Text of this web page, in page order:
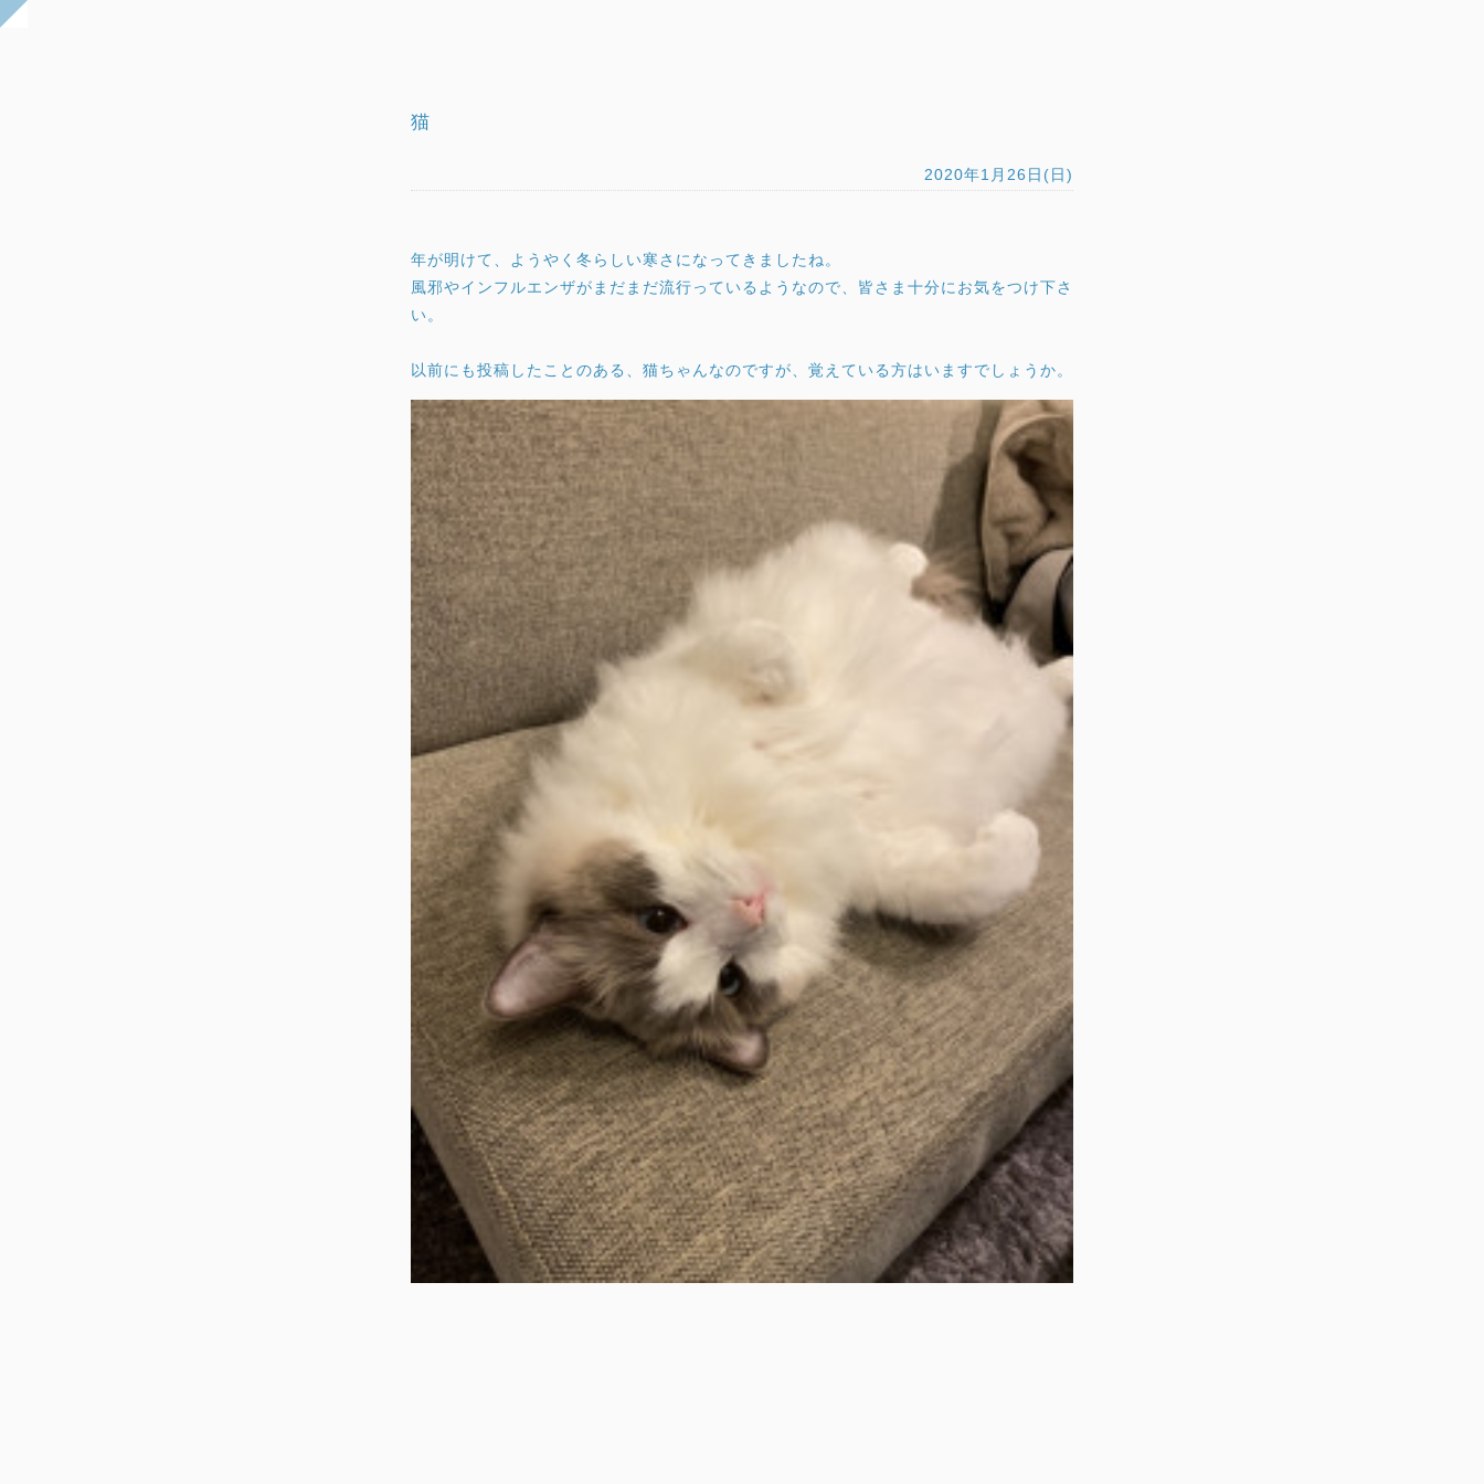
猫
2020年1月26日(日)
年が明けて、ようやく冬らしい寒さになってきましたね。
風邪やインフルエンザがまだまだ流行っているようなので、皆さま十分にお気をつけ下さ
い。
以前にも投稿したことのある、猫ちゃんなのですが、覚えている方はいますでしょうか。